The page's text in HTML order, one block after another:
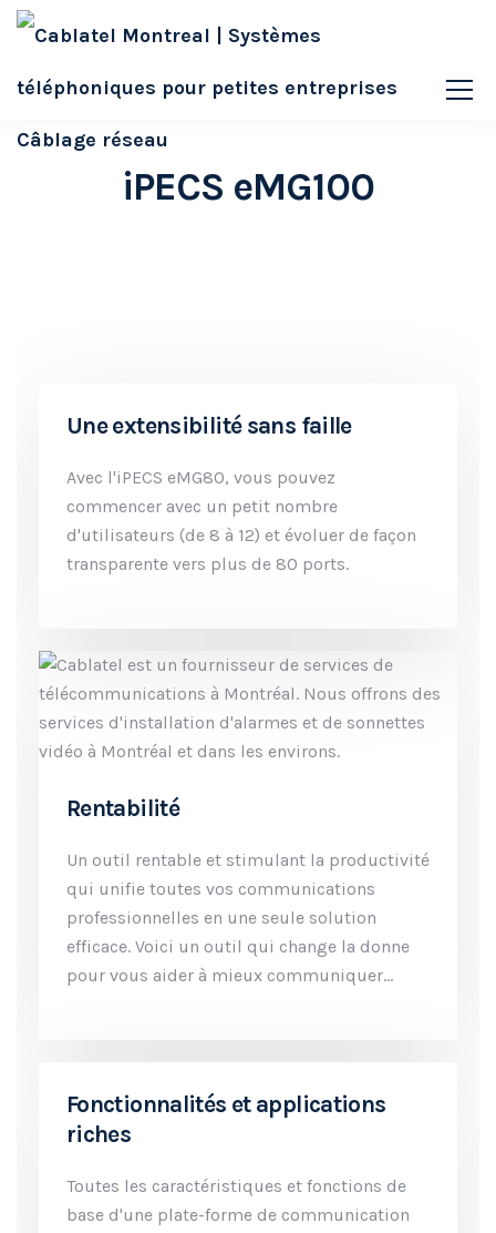
iPECS eMG100
Une extensibilité sans faille
Avec l'iPECS eMG80, vous pouvez
commencer avec un petit nombre
d'utilisateurs (de 8 à 12) et évoluer de façon
transparente vers plus de 80 ports.
Rentabilité
Un outil rentable et stimulant la productivité
qui unifie toutes vos communications
professionnelles en une seule solution
efficace. Voici un outil qui change la donne
pour vous aider à mieux communiquer...
Fonctionnalités et applications
riches
Toutes les caractéristiques et fonctions de
base d'une plate-forme de communication